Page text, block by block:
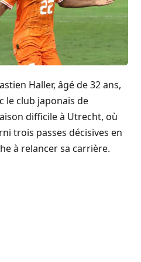
Haller, âgé de 32 ans,
le club japonais de
difficile à Utrecht, où
trois passes décisives en
à relancer sa carrière.